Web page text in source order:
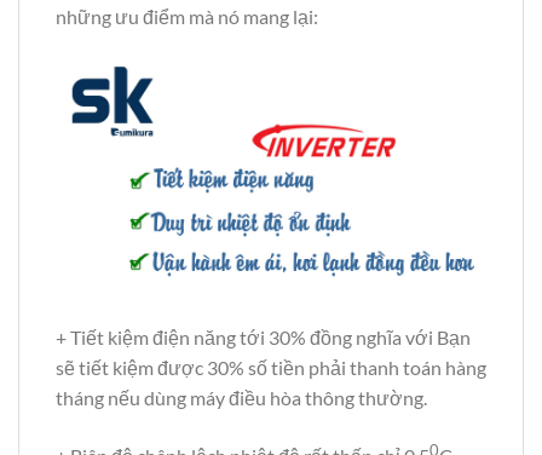
những ưu điểm mà nó mang lại:
+ Tiết kiệm điện năng tới 30% đồng nghĩa với Bạn
sẽ tiết kiệm được 30% số tiền phải thanh toán hàng
tháng nếu dùng máy điều hòa thông thường.
0